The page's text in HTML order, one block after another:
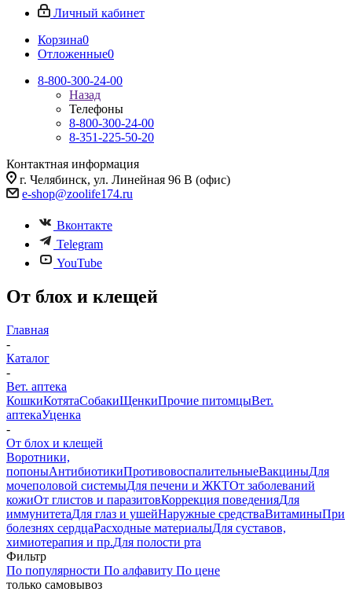
Личный кабинет
Корзина0
Отложенные0
8-800-300-24-00
Назад
Телефоны
8-800-300-24-00
8-351-225-50-20
Контактная информация
г. Челябинск, ул. Линейная 96 В (офис)
e-shop@zoolife174.ru
Вконтакте
Telegram
YouTube
От блох и клещей
Главная
-
Каталог
-
Вет. аптека
КошкиКотятаСобакиЩенкиПрочие питомцыВет.
аптекаУценка
-
От блох и клещей
Воротники,
попоныАнтибиотикиПротивовоспалительныеВакциныДля
мочеполовой системыДля печени и ЖКТОт заболеваний
кожиОт глистов и паразитовКоррекция поведенияДля
иммунитетаДля глаз и ушейНаружные средстваВитаминыПри
болезнях сердцаРасходные материалыДля суставов,
химиотерапия и пр.Для полости рта
Фильтр
По популярности По алфавиту По цене
только самовывоз